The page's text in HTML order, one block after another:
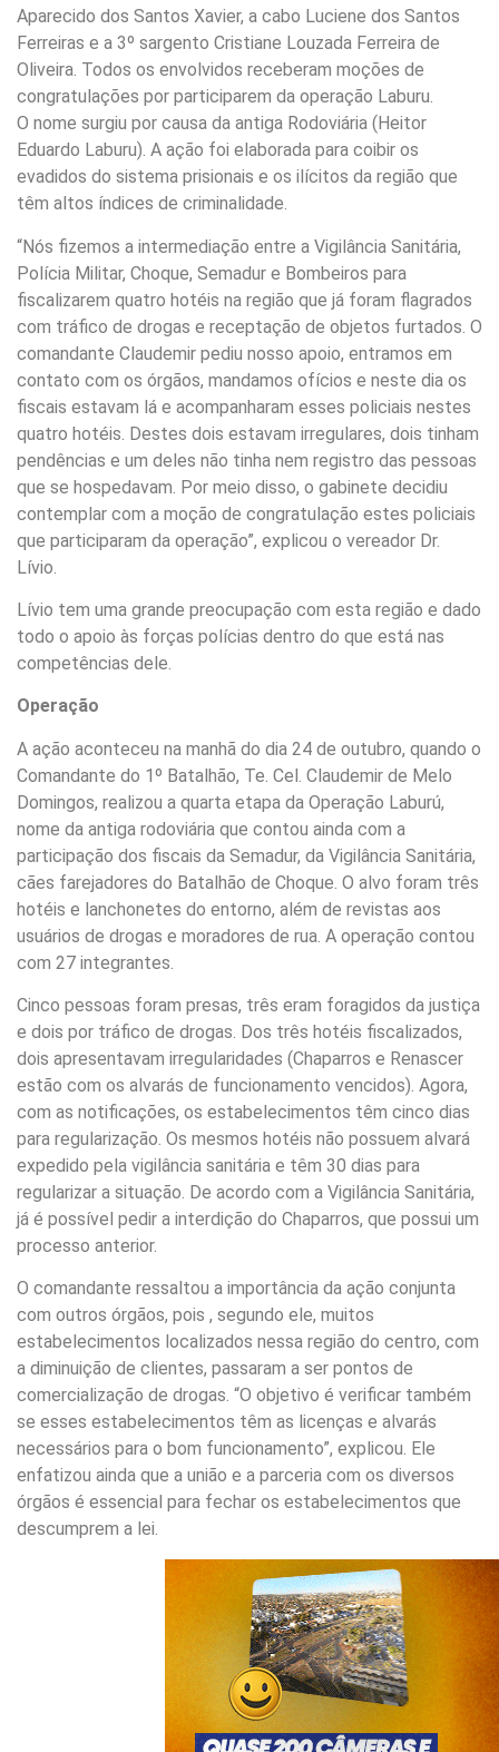
Aparecido dos Santos Xavier, a cabo Luciene dos Santos
Ferreiras e a 3º sargento Cristiane Louzada Ferreira de
Oliveira. Todos os envolvidos receberam moções de
congratulações por participarem da operação Laburu.
O nome surgiu por causa da antiga Rodoviária (Heitor
Eduardo Laburu). A ação foi elaborada para coibir os
evadidos do sistema prisionais e os ilícitos da região que
têm altos índices de criminalidade.
“Nós fizemos a intermediação entre a Vigilância Sanitária,
Polícia Militar, Choque, Semadur e Bombeiros para
fiscalizarem quatro hotéis na região que já foram flagrados
com tráfico de drogas e receptação de objetos furtados. O
comandante Claudemir pediu nosso apoio, entramos em
contato com os órgãos, mandamos ofícios e neste dia os
fiscais estavam lá e acompanharam esses policiais nestes
quatro hotéis. Destes dois estavam irregulares, dois tinham
pendências e um deles não tinha nem registro das pessoas
que se hospedavam. Por meio disso, o gabinete decidiu
contemplar com a moção de congratulação estes policiais
que participaram da operação”, explicou o vereador Dr.
Lívio.
Lívio tem uma grande preocupação com esta região e dado
todo o apoio às forças polícias dentro do que está nas
competências dele.
Operação
A ação aconteceu na manhã do dia 24 de outubro, quando o
Comandante do 1º Batalhão, Te. Cel. Claudemir de Melo
Domingos, realizou a quarta etapa da Operação Laburú,
nome da antiga rodoviária que contou ainda com a
participação dos fiscais da Semadur, da Vigilância Sanitária,
cães farejadores do Batalhão de Choque. O alvo foram três
hotéis e lanchonetes do entorno, além de revistas aos
usuários de drogas e moradores de rua. A operação contou
com 27 integrantes.
Cinco pessoas foram presas, três eram foragidos da justiça
e dois por tráfico de drogas. Dos três hotéis fiscalizados,
dois apresentavam irregularidades (Chaparros e Renascer
estão com os alvarás de funcionamento vencidos). Agora,
com as notificações, os estabelecimentos têm cinco dias
para regularização. Os mesmos hotéis não possuem alvará
expedido pela vigilância sanitária e têm 30 dias para
regularizar a situação. De acordo com a Vigilância Sanitária,
já é possível pedir a interdição do Chaparros, que possui um
processo anterior.
O comandante ressaltou a importância da ação conjunta
com outros órgãos, pois , segundo ele, muitos
estabelecimentos localizados nessa região do centro, com
a diminuição de clientes, passaram a ser pontos de
comercialização de drogas. “O objetivo é verificar também
se esses estabelecimentos têm as licenças e alvarás
necessários para o bom funcionamento”, explicou. Ele
enfatizou ainda que a união e a parceria com os diversos
órgãos é essencial para fechar os estabelecimentos que
descumprem a lei.